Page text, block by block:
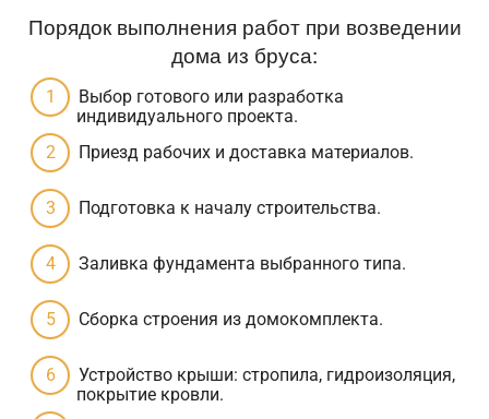
Порядок выполнения работ при возведении
дома из бруса:
Выбор готового или разработка
индивидуального проекта.
Приезд рабочих и доставка материалов.
Подготовка к началу строительства.
Заливка фундамента выбранного типа.
Сборка строения из домокомплекта.
Устройство крыши: стропила, гидроизоляция,
покрытие кровли.